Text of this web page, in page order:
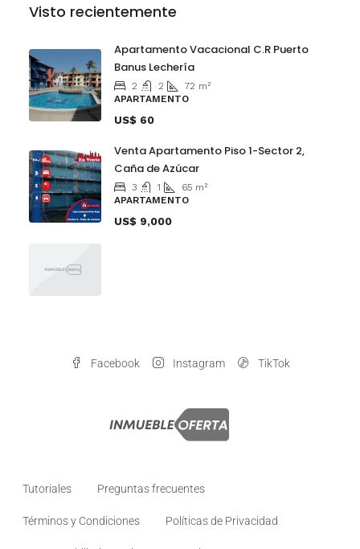
Visto recientemente
Apartamento Vacacional C.R Puerto
Banus Lechería
2 2 72 m²
APARTAMENTO
US$ 60
Venta Apartamento Piso 1-Sector 2,
Caña de Azúcar
3 1 65 m²
APARTAMENTO
US$ 9,000
Facebook Instagram TikTok
Tutoriales Preguntas frecuentes
Términos y Condiciones Políticas de Privacidad